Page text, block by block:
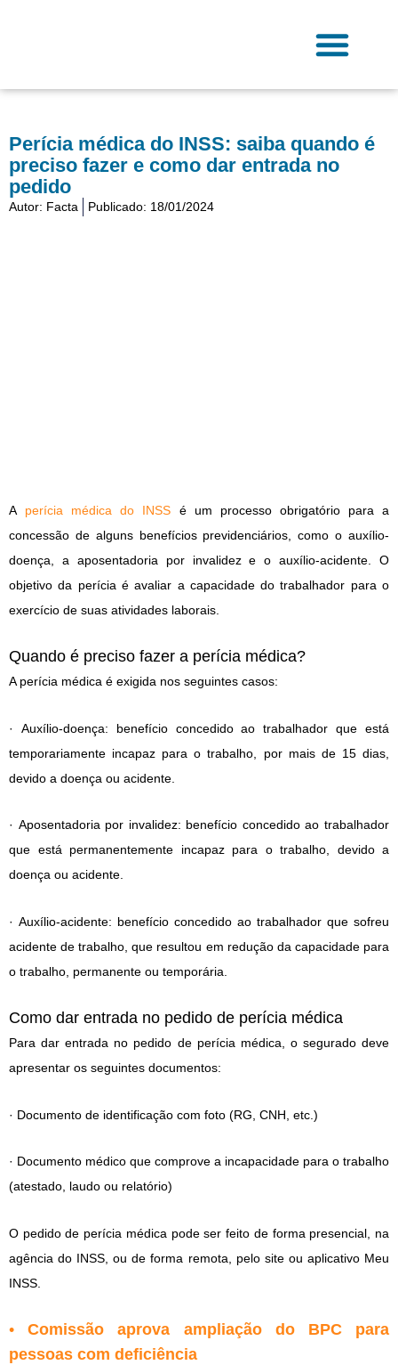
Perícia médica do INSS: saiba quando é
preciso fazer e como dar entrada no
pedido
Autor: Facta Publicado: 18/01/2024
A perícia médica do INSS é um processo obrigatório para a
concessão de alguns benefícios previdenciários, como o auxílio-
doença, a aposentadoria por invalidez e o auxílio-acidente. O
objetivo da perícia é avaliar a capacidade do trabalhador para o
exercício de suas atividades laborais.
Quando é preciso fazer a perícia médica?
A perícia médica é exigida nos seguintes casos:
· Auxílio-doença: benefício concedido ao trabalhador que está
temporariamente incapaz para o trabalho, por mais de 15 dias,
devido a doença ou acidente.
· Aposentadoria por invalidez: benefício concedido ao trabalhador
que está permanentemente incapaz para o trabalho, devido a
doença ou acidente.
· Auxílio-acidente: benefício concedido ao trabalhador que sofreu
acidente de trabalho, que resultou em redução da capacidade para
o trabalho, permanente ou temporária.
Como dar entrada no pedido de perícia médica
Para dar entrada no pedido de perícia médica, o segurado deve
apresentar os seguintes documentos:
· Documento de identificação com foto (RG, CNH, etc.)
· Documento médico que comprove a incapacidade para o trabalho
(atestado, laudo ou relatório)
O pedido de perícia médica pode ser feito de forma presencial, na
agência do INSS, ou de forma remota, pelo site ou aplicativo Meu
INSS.
•Comissão aprova ampliação do BPC para
pessoas com deficiência